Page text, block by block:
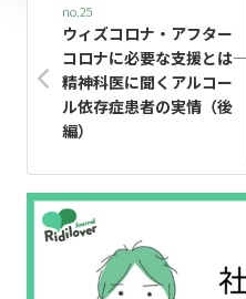
no.25
ウィズコロナ・アフター
コロナに必要な支援とは――
精神科医に聞くアルコー
ル依存症患者の実情（後
編）